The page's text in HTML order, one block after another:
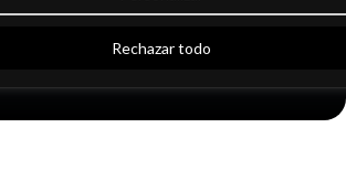
Rechazar todo